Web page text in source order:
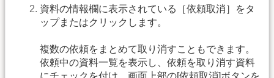
資料の情報欄に表示されている［依頼取消］をタ
ップまたはクリックします。
複数の依頼をまとめて取り消すこともできます。
依頼中の資料一覧を表示し、依頼を取り消す資料
にチェックを付け、画面上部の[依頼取消]ボタンを